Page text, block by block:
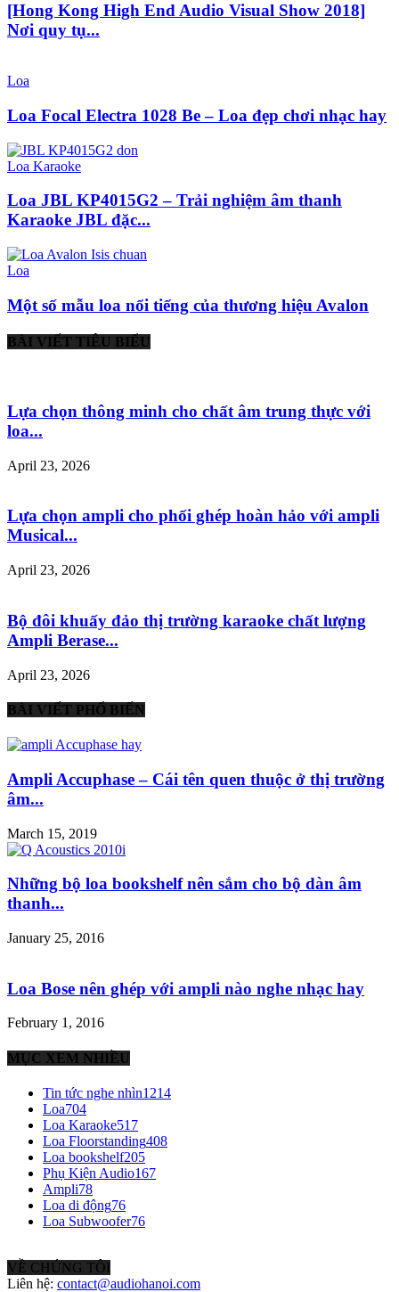
[Hong Kong High End Audio Visual Show 2018]
Nơi quy tụ...
Loa
Loa Focal Electra 1028 Be – Loa đẹp chơi nhạc hay
Loa Karaoke
Loa JBL KP4015G2 – Trải nghiệm âm thanh
Karaoke JBL đặc...
Loa
Một số mẫu loa nổi tiếng của thương hiệu Avalon
BÀI VIẾT TIÊU BIỂU
Lựa chọn thông minh cho chất âm trung thực với
loa...
April 23, 2026
Lựa chọn ampli cho phối ghép hoàn hảo với ampli
Musical...
April 23, 2026
Bộ đôi khuấy đảo thị trường karaoke chất lượng
Ampli Berase...
April 23, 2026
BÀI VIẾT PHỔ BIẾN
Ampli Accuphase – Cái tên quen thuộc ở thị trường
âm...
March 15, 2019
Những bộ loa bookshelf nên sắm cho bộ dàn âm
thanh...
January 25, 2016
Loa Bose nên ghép với ampli nào nghe nhạc hay
February 1, 2016
MỤC XEM NHIỀU
Tin tức nghe nhìn1214
Loa704
Loa Karaoke517
Loa Floorstanding408
Loa bookshelf205
Phụ Kiện Audio167
Ampli78
Loa di động76
Loa Subwoofer76
VỀ CHÚNG TÔI
Liên hệ: contact@audiohanoi.com